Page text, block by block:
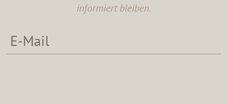
informiert bleiben.